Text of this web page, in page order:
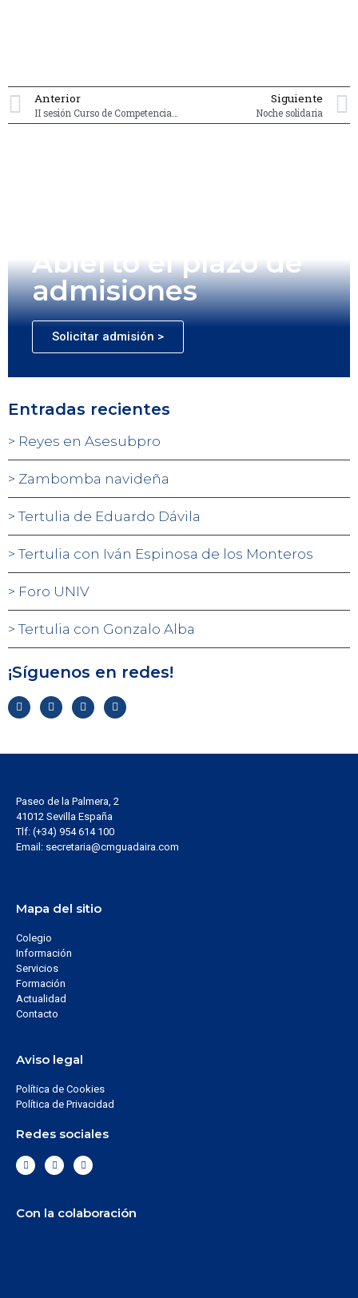
Anterior
II sesión Curso de Competencias Transversales
Siguiente
Noche solidaria
Abierto el plazo de
admisiones
Solicitar admisión >
Entradas recientes
Reyes en Asesubpro
Zambomba navideña
Tertulia de Eduardo Dávila
Tertulia con Iván Espinosa de los Monteros
Foro UNIV
Tertulia con Gonzalo Alba
¡Síguenos en redes!
Paseo de la Palmera, 2
41012 Sevilla España
Tlf: (+34) 954 614 100
Email: secretaria@cmguadaira.com
Mapa del sitio
Colegio
Información
Servicios
Formación
Actualidad
Contacto
Aviso legal
Política de Cookies
Política de Privacidad
Redes sociales
Con la colaboración